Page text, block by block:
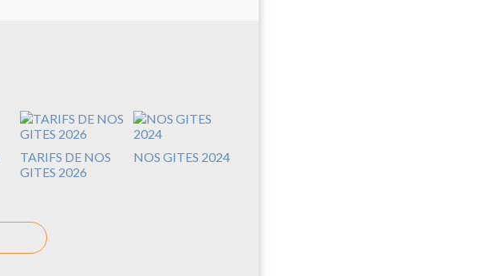
TARIFS DE NOS
GITES 2026
NOS GITES 2024